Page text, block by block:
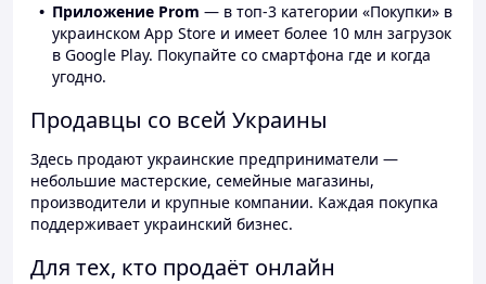
Приложение Prom — в топ-3 категории «Покупки» в
украинском App Store и имеет более 10 млн загрузок
в Google Play. Покупайте со смартфона где и когда
угодно.
Продавцы со всей Украины
Здесь продают украинские предприниматели —
небольшие мастерские, семейные магазины,
производители и крупные компании. Каждая покупка
поддерживает украинский бизнес.
Для тех, кто продаёт онлайн